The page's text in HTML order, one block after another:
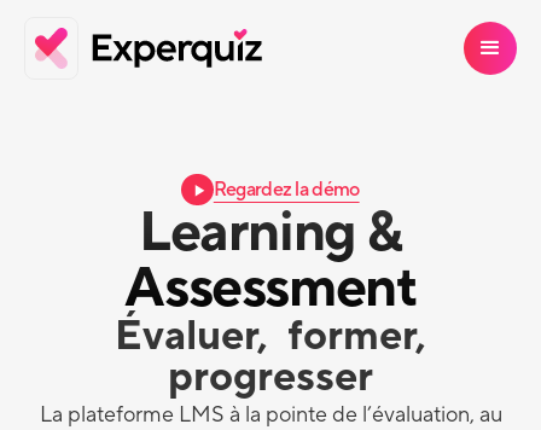
Regardez la démo
Learning &
Assessment
Évaluer, former,
progresser
La plateforme LMS à la pointe de l’évaluation, au